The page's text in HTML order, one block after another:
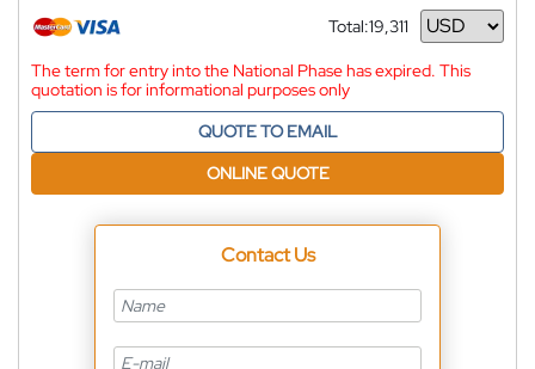
Total:19,311
Currency
The term for entry into the National Phase has expired. This
quotation is for informational purposes only
QUOTE TO EMAIL
ONLINE QUOTE
Contact Us